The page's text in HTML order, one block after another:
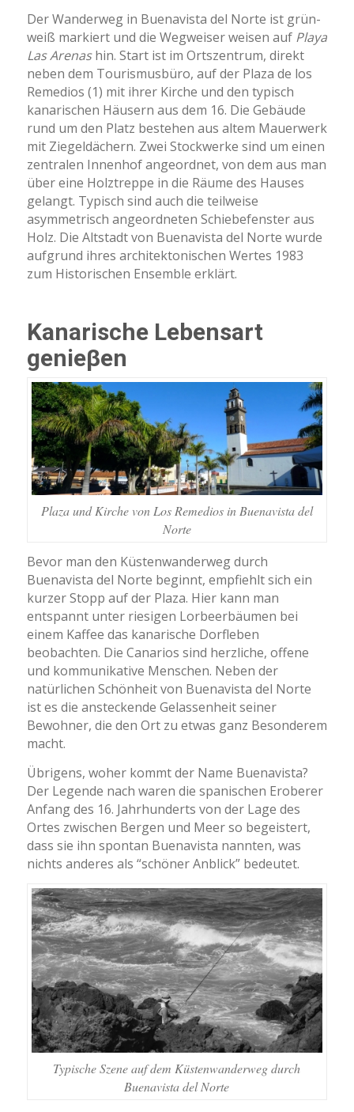
Der Wanderweg in Buenavista del Norte ist grün-
weiß markiert und die Wegweiser weisen auf Playa
Las Arenashin. Start ist im Ortszentrum, direkt
neben dem Tourismusbüro, auf der Plaza de los
Remedios (1) mit ihrer Kirche und den typisch
kanarischen Häusern aus dem 16. Die Gebäude
rund um den Platz bestehen aus altem Mauerwerk
mit Ziegeldächern. Zwei Stockwerke sind um einen
zentralen Innenhof angeordnet, von dem aus man
über eine Holztreppe in die Räume des Hauses
gelangt. Typisch sind auch die teilweise
asymmetrisch angeordneten Schiebefenster aus
Holz. Die Altstadt von Buenavista del Norte wurde
aufgrund ihres architektonischen Wertes 1983
zum Historischen Ensemble erklärt.
Kanarische Lebensart
genieβen
Plaza und Kirche von Los Remedios in Buenavista del
Norte
Bevor man den Küstenwanderweg durch
Buenavista del Norte beginnt, empfiehlt sich ein
kurzer Stopp auf der Plaza. Hier kann man
entspannt unter riesigen Lorbeerbäumen bei
einem Kaffee das kanarische Dorfleben
beobachten. Die Canarios sind herzliche, offene
und kommunikative Menschen. Neben der
natürlichen Schönheit von Buenavista del Norte
ist es die ansteckende Gelassenheit seiner
Bewohner, die den Ort zu etwas ganz Besonderem
macht.
Übrigens, woher kommt der Name Buenavista?
Der Legende nach waren die spanischen Eroberer
Anfang des 16. Jahrhunderts von der Lage des
Ortes zwischen Bergen und Meer so begeistert,
dass sie ihn spontan Buenavista nannten, was
nichts anderes als “schöner Anblick” bedeutet.
Typische Szene auf dem Küstenwanderweg durch
Buenavista del Norte